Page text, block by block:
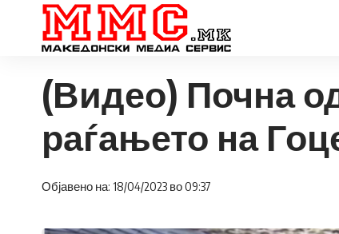
(Видео) Почна
раѓањето на
Објавено на: 18/04/2023 во 09:37